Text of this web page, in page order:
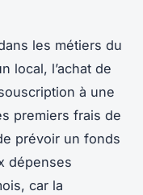
les métiers du
local, l’achat de
à une
premiers frais de
prévoir un fonds
dépenses
car la